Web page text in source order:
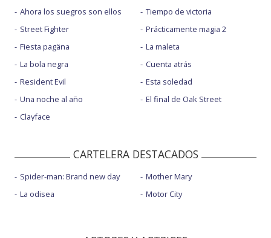
Ahora los suegros son ellos
Street Fighter
Fiesta pagäna
La bola negra
Resident Evil
Una noche al año
Clayface
Tiempo de victoria
Prácticamente magia 2
La maleta
Cuenta atrás
Esta soledad
El final de Oak Street
CARTELERA DESTACADOS
Spider-man: Brand new day
La odisea
Mother Mary
Motor City